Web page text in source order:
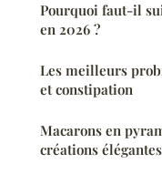
Pourquoi faut-il
en 2026 ?
Les meilleurs
et constipation
Macarons en
créations élégantes